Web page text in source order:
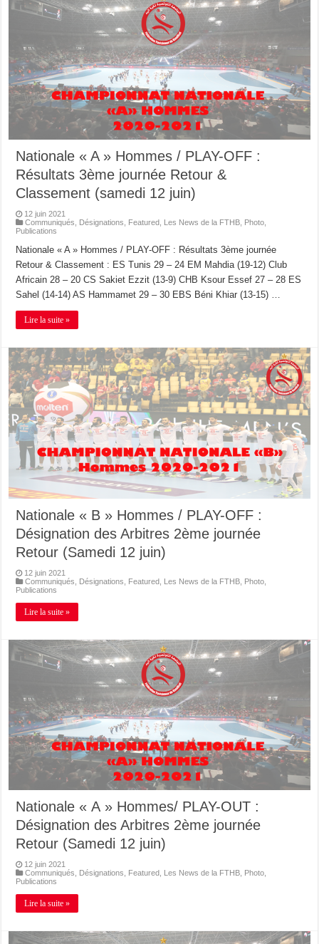
Nationale « A » Hommes / PLAY-OFF :
Résultats 3ème journée Retour &
Classement (samedi 12 juin)
12 juin 2021
Communiqués
Désignations Featured Les News de la FTHB Photo
Publications
Nationale « A » Hommes / PLAY-OFF : Résultats 3ème journée
Retour & Classement : ES Tunis 29 – 24 EM Mahdia (19-12) Club
Africain 28 – 20 CS Sakiet Ezzit (13-9) CHB Ksour Essef 27 – 28 ES
Sahel (14-14) AS Hammamet 29 – 30 EBS Béni Khiar (13-15) …
Lire la suite »
Nationale « B » Hommes / PLAY-OFF :
Désignation des Arbitres 2ème journée
Retour (Samedi 12 juin)
12 juin 2021
Communiqués
Désignations Featured Les News de la FTHB Photo
Publications
Lire la suite »
Nationale « A » Hommes/ PLAY-OUT :
Désignation des Arbitres 2ème journée
Retour (Samedi 12 juin)
12 juin 2021
Communiqués
Désignations Featured Les News de la FTHB Photo
Publications
Lire la suite »